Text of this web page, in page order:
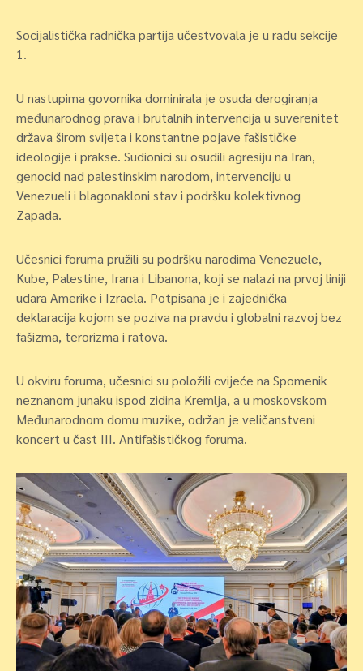
Socijalistička radnička partija učestvovala je u radu sekcije
1.
U nastupima govornika dominirala je osuda derogiranja
međunarodnog prava i brutalnih intervencija u suverenitet
država širom svijeta i konstantne pojave fašističke
ideologije i prakse. Sudionici su osudili agresiju na Iran,
genocid nad palestinskim narodom, intervenciju u
Venezueli i blagonakloni stav i podršku kolektivnog
Zapada.
Učesnici foruma pružili su podršku narodima Venezuele,
Kube, Palestine, Irana i Libanona, koji se nalazi na prvoj liniji
udara Amerike i Izraela. Potpisana je i zajednička
deklaracija kojom se poziva na pravdu i globalni razvoj bez
fašizma, terorizma i ratova.
U okviru foruma, učesnici su položili cvijeće na Spomenik
neznanom junaku ispod zidina Kremlja, a u moskovskom
Međunarodnom domu muzike, održan je veličanstveni
koncert u čast III. Antifašističkog foruma.